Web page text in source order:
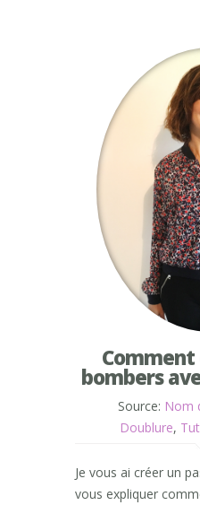
bombers
Source: Nom
Doublure,
Je vous ai créer un
vous expliquer